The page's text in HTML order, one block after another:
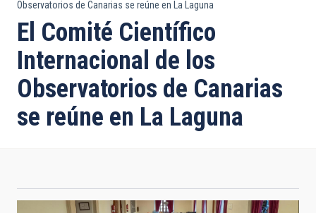
enlaces
de
ayuda
a
la
Observatorios de Canarias se reúne en La Laguna
El Comité Científico
Internacional de los
Observatorios de Canarias
se reúne en La Laguna